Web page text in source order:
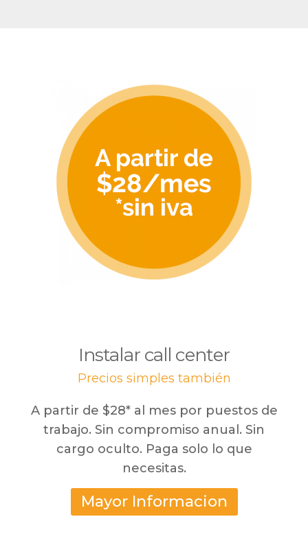
Instalar call center
Precios simples también
A partir de $28* al mes por puestos de
trabajo. Sin compromiso anual. Sin
cargo oculto. Paga solo lo que
necesitas.
Mayor Informacion